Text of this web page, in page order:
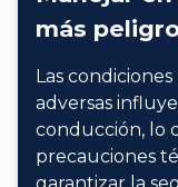
más
Las
adversas
conducción, lo
precauciones
garantizar la